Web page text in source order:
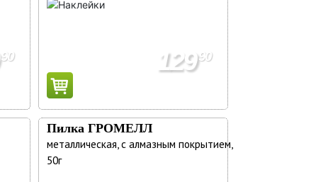
90 12990
Пилка ГРОМЕЛЛ
металлическая, с алмазным покрытием,
50г